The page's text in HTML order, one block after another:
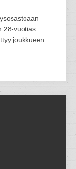
28-vuotias
joukkueen